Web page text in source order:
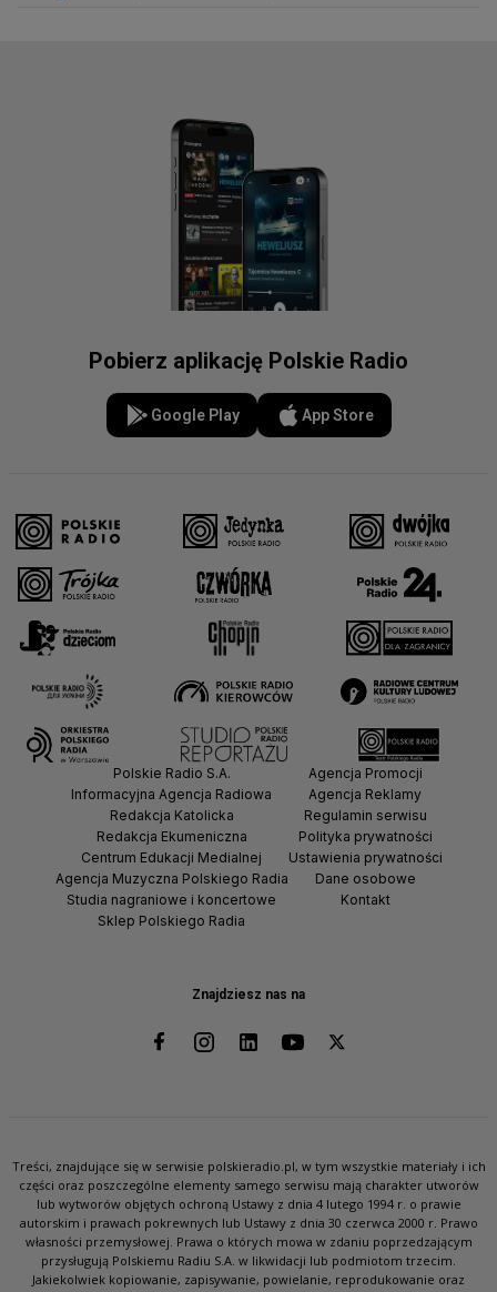
Pobierz aplikację Polskie Radio
Google Play App Store
Znajdziesz nas na
Polskie Radio S.A.
Informacyjna Agencja Radiowa
Redakcja Katolicka
Redakcja Ekumeniczna
Centrum Edukacji Medialnej
Agencja Muzyczna Polskiego Radia
Studia nagraniowe i koncertowe
Sklep Polskiego Radia
Agencja Promocji
Agencja Reklamy
Regulamin serwisu
Polityka prywatności
Ustawienia prywatności
Dane osobowe
Kontakt
Treści, znajdujące się w serwisie polskieradio.pl, w tym wszystkie materiały i ich
części oraz poszczególne elementy samego serwisu mają charakter utworów
lub wytworów objętych ochroną Ustawy z dnia 4 lutego 1994 r. o prawie
autorskim i prawach pokrewnych lub Ustawy z dnia 30 czerwca 2000 r. Prawo
własności przemysłowej. Prawa o których mowa w zdaniu poprzedzającym
przysługują Polskiemu Radiu S.A. w likwidacji lub podmiotom trzecim.
Jakiekolwiek kopiowanie, zapisywanie, powielanie, reprodukowanie oraz